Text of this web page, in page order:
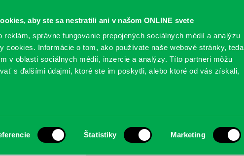
aby ste sa nestratili ani v našom ONLINE svete
reklám, správne fungovanie prepojených sociálnych médií a analýzu
cookies. Informácie o tom, ako používate naše webové stránky, teda
v oblasti sociálnych médií, inzercie a analýzy. Títo partneri môžu
s ďalšími údajmi, ktoré ste im poskytli, alebo ktoré od vás získali,
Štatistiky Marketing
SLUŽBY PODUJATIA POBOČKY O KNIŽNICI
slnka